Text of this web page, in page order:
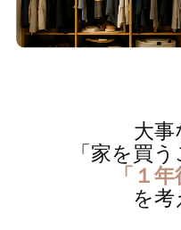
大事
「家を買
「１
を考